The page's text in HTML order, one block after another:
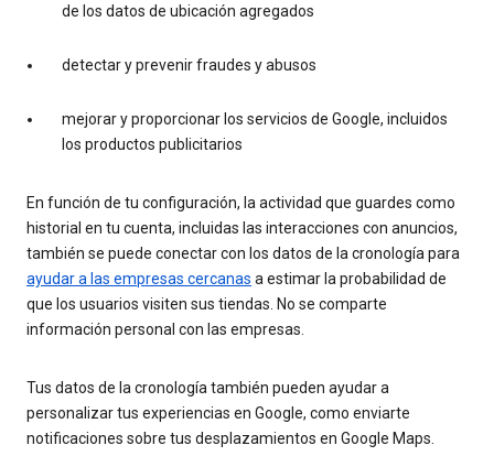
de los datos de ubicación agregados
detectar y prevenir fraudes y abusos
mejorar y proporcionar los servicios de Google, incluidos
los productos publicitarios
En función de tu configuración, la actividad que guardes como
historial en tu cuenta, incluidas las interacciones con anuncios,
también se puede conectar con los datos de la cronología para
ayudar a las empresas cercanas a estimar la probabilidad de
que los usuarios visiten sus tiendas. No se comparte
información personal con las empresas.
Tus datos de la cronología también pueden ayudar a
personalizar tus experiencias en Google, como enviarte
notificaciones sobre tus desplazamientos en Google Maps.